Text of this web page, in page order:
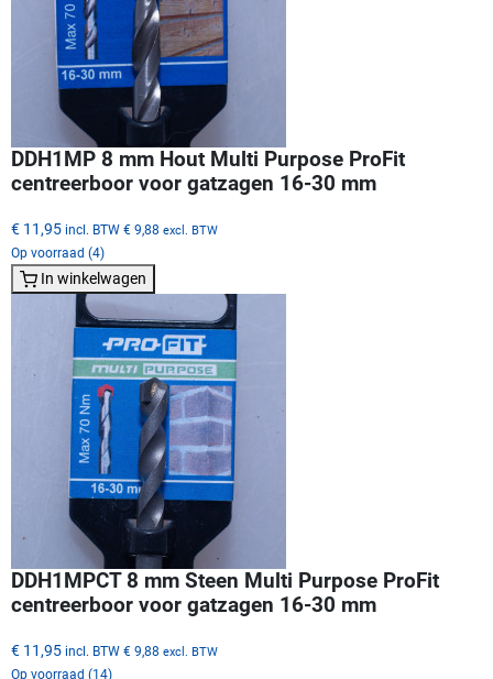
DDH1MP 8 mm Hout Multi Purpose ProFit
centreerboor voor gatzagen 16-30 mm
€ 11,95 incl. BTW € 9,88 excl. BTW
Op voorraad (4)
In winkelwagen
DDH1MPCT 8 mm Steen Multi Purpose ProFit
centreerboor voor gatzagen 16-30 mm
€ 11,95 incl. BTW € 9,88 excl. BTW
Op voorraad (14)